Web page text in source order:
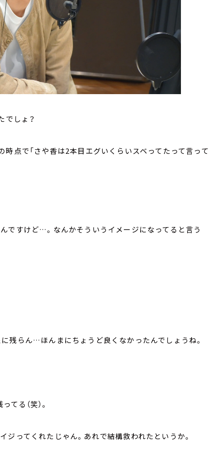
でしょ？
時点で「さや香は2本目エグいくらいスベってたって言って
ですけど…。なんかそういうイメージになってると言う
残らん…ほんまにちょうど良くなかったんでしょうね。
る（笑）。
ジってくれたじゃん。あれで結構救われたというか。